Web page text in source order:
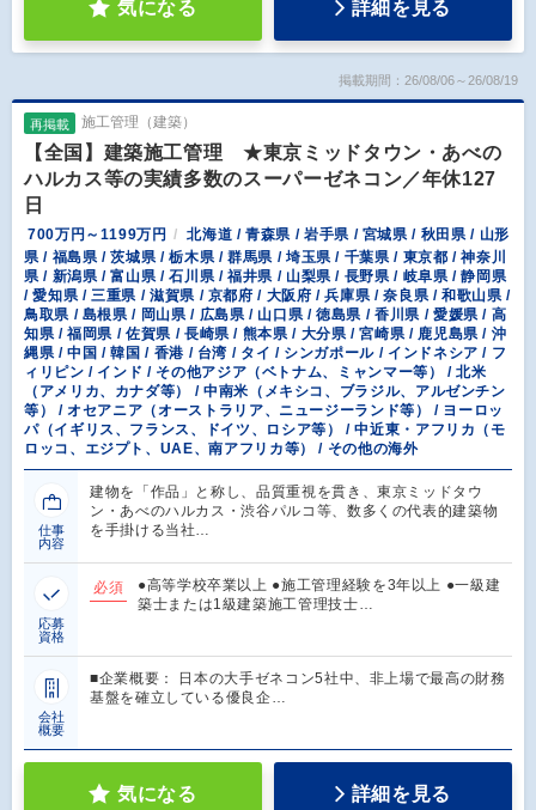
気になる 詳細を見る
掲載期間：26/08/06～26/08/19
再掲載 施工管理（建築）
【全国】建築施工管理 ★東京ミッドタウン・あべの
ハルカス等の実績多数のスーパーゼネコン／年休127
日
700万円～1199万円
北海道 / 青森県 / 岩手県 / 宮城県 / 秋田県 / 山形
県 / 福島県 / 茨城県 / 栃木県 / 群馬県 / 埼玉県 / 千葉県 / 東京都 / 神奈川
県 / 新潟県 / 富山県 / 石川県 / 福井県 / 山梨県 / 長野県 / 岐阜県 / 静岡県
/ 愛知県 / 三重県 / 滋賀県 / 京都府 / 大阪府 / 兵庫県 / 奈良県 / 和歌山県 /
鳥取県 / 島根県 / 岡山県 / 広島県 / 山口県 / 徳島県 / 香川県 / 愛媛県 / 高
知県 / 福岡県 / 佐賀県 / 長崎県 / 熊本県 / 大分県 / 宮崎県 / 鹿児島県 / 沖
縄県 / 中国 / 韓国 / 香港 / 台湾 / タイ / シンガポール / インドネシア / フ
ィリピン / インド / その他アジア（ベトナム、ミャンマー等） / 北米
（アメリカ、カナダ等） / 中南米（メキシコ、ブラジル、アルゼンチン
等） / オセアニア（オーストラリア、ニュージーランド等） / ヨーロッ
パ（イギリス、フランス、ドイツ、ロシア等） / 中近東・アフリカ（モ
ロッコ、エジプト、UAE、南アフリカ等） / その他の海外
仕事
内容
建物を「作品」と称し、品質重視を貫き、東京ミッドタウ
ン・あべのハルカス・渋谷パルコ等、数多くの代表的建築物
を手掛ける当社…
応募
資格
必須
●高等学校卒業以上 ●施工管理経験を3年以上 ●一級建
築士または1級建築施工管理技士…
会社
概要
■企業概要： 日本の大手ゼネコン5社中、非上場で最高の財務
基盤を確立している優良企…
気になる 詳細を見る